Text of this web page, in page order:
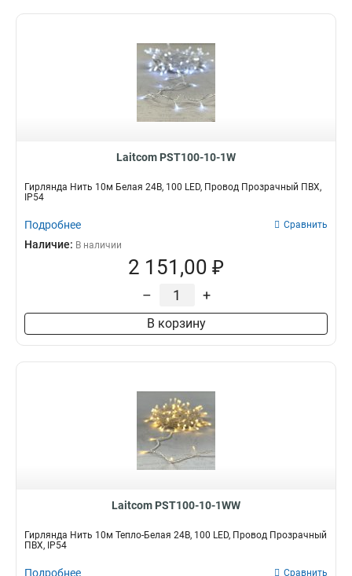
Laitcom PST100-10-1W
Гирлянда Нить 10м Белая 24В, 100 LED, Провод Прозрачный ПВХ,
IP54
Подробнее Сравнить
Наличие: В наличии
2 151,00 ₽
– +
В корзину
Laitcom PST100-10-1WW
Гирлянда Нить 10м Тепло-Белая 24В, 100 LED, Провод Прозрачный
ПВХ, IP54
Подробнее Сравнить